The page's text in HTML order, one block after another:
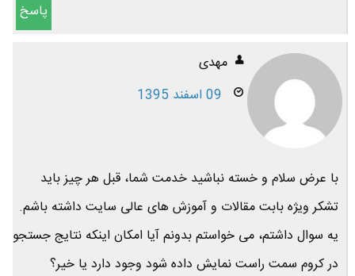
پاسخ
مهدی
09 اسفند 1395
با عرض سلام و خسته نباشید خدمت شما، قبل هر چیز باید
تشکر ویژه بابت مقالات و آموزش های عالی سایت داشته باشم.
یه سوال داشتم، می خواستم بدونم آیا امکان اینکه نتایج جستجو
در کروم سمت راست نمایش داده شود وجود دارد یا خیر؟